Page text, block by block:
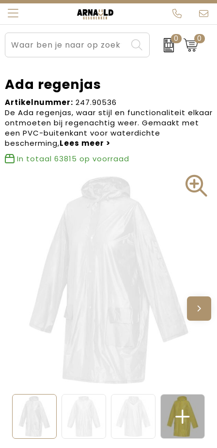
0 0
Relatiegeschenken
Sportkleding
Werkkleding
Kleding en textiel
Tassen
Beurs en Evenementen
Brievenbuspakketten
Carnaval
Dag van de Zorg
Kerstartikelen
Sinterklaas
Verjaardagen
Voor de bouw
Zomergeschenken
Arnauld Kerstpakketten
MijnEigenKadootje
Ons team
Contact
Blogs
Ada regenjas
Artikelnummer: 247.90536
De Ada regenjas, waar stijl en functionaliteit elkaar
ontmoeten bij regenachtig weer. Gemaakt met
een PVC-buitenkant voor waterdichte
bescherming,
In totaal 63815 op voorraad